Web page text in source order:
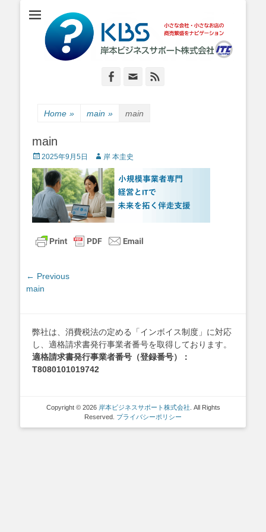
岸本ビジネスサポ
ート株式会社
小さな会社・小さなお店のIT経営をナビゲーション
Facebook
Email
Home » main » main
main
Posted
on
2025年9月5日 Author
岸 本圭史
投
稿
ゲ
ー
シ
ョ
← Previous
Previous
main
弊社は、消費税法の定める「インボイス制度」に対応
し、適格請求書発行事業者番号を取得しております。
適格請求書発行事業者番号（登録番号）：
T8080101019742
Copyright © 2026 岸本ビジネスサポート株式会社 . All Rights
Reserved. プライバシーポリシー